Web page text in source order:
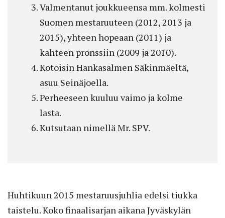
Valmentanut joukkueensa mm. kolmesti
Suomen mestaruuteen (2012, 2013 ja
2015), yhteen hopeaan (2011) ja
kahteen pronssiin (2009 ja 2010).
Kotoisin Hankasalmen Säkinmäeltä,
asuu Seinäjoella.
Perheeseen kuuluu vaimo ja kolme
lasta.
Kutsutaan nimellä Mr. SPV.
Huhtikuun 2015 mestaruusjuhlia edelsi tiukka
taistelu. Koko finaalisarjan aikana Jyväskylän